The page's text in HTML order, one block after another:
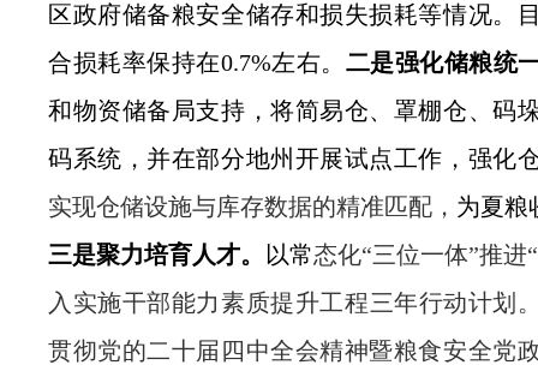
区政府储备粮安全储存和损失损耗等情况。
合损耗率保持在0.7%左右。 二是强化储粮统
和物资储备局支持，将简易仓、罩棚仓、码
码系统，并在部分地州开展试点工作，强化
实现仓储设施与库存数据的精准匹配， 为夏粮
三是聚力培育人才。
以常态化“三位一体”推进
入实施干部能力素质提升工程三年行动计划
贯彻党的二十届四中全会精神暨粮食安全党